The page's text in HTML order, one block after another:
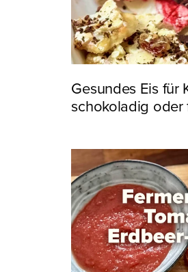
Gesundes Eis für
schokoladig oder